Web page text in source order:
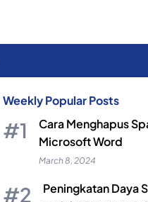
Weekly Popular Posts
Cara Menghapus
Microsoft Word
March 8, 2024
Peningkatan Daya